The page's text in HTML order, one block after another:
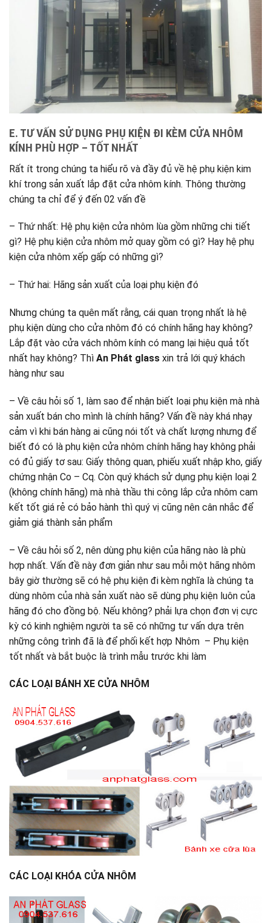
E. TƯ VẤN SỬ DỤNG PHỤ KIỆN ĐI KÈM CỬA NHÔM
KÍNH PHÙ HỢP – TỐT NHẤT
Rất ít trong chúng ta hiểu rõ và đầy đủ về hệ phụ kiện kim
khí trong sản xuất lắp đặt cửa nhôm kính. Thông thường
chúng ta chỉ để ý đến 02 vấn đề
– Thứ nhất: Hệ phụ kiện cửa nhôm lùa gồm những chi tiết
gì? Hệ phụ kiện cửa nhôm mở quay gồm có gì? Hay hệ phụ
kiện cửa nhôm xếp gấp có những gì?
– Thứ hai: Hãng sản xuất của loại phụ kiện đó
Nhưng chúng ta quên mất rằng, cái quan trọng nhất là hệ
phụ kiện dùng cho cửa nhôm đó có chính hãng hay không?
Lắp đặt vào cửa vách nhôm kính có mang lại hiệu quả tốt
nhất hay không? Thì An Phát glass xin trả lới quý khách
hàng như sau
– Về câu hỏi số 1, làm sao để nhận biết loại phụ kiện mà nhà
sản xuất bán cho mình là chính hãng? Vấn đề này khá nhạy
cảm vì khi bán hàng ai cũng nói tốt và chất lượng nhưng để
biết đó có là phụ kiện cửa nhôm chính hãng hay không phải
có đủ giấy tơ sau: Giấy thông quan, phiếu xuất nhập kho, giấy
chứng nhận Co – Cq. Còn quý khách sử dụng phụ kiện loại 2
(không chính hãng) mà nhà thầu thi công lắp cửa nhôm cam
kết tốt giá rẻ có bảo hành thì quý vị cũng nên cân nhắc để
giảm giá thành sản phẩm
– Về câu hỏi số 2, nên dùng phụ kiện của hãng nào là phù
hợp nhất. Vấn đề này đơn giản như sau mỗi một hãng nhôm
bây giờ thường sẽ có hệ phụ kiện đi kèm nghĩa là chúng ta
dùng nhôm của nhà sản xuất nào sẽ dùng phụ kiện luôn của
hãng đó cho đồng bộ. Nếu không? phải lựa chọn đơn vị cực
kỳ có kinh nghiệm người ta sẽ có những tư vấn dựa trên
những công trình đã là để phối kết hợp Nhôm – Phụ kiện
tốt nhất và bắt buộc là trình mẫu trước khi làm
CÁC LOẠI BÁNH XE CỬA NHÔM
CÁC LOẠI KHÓA CỬA NHÔM